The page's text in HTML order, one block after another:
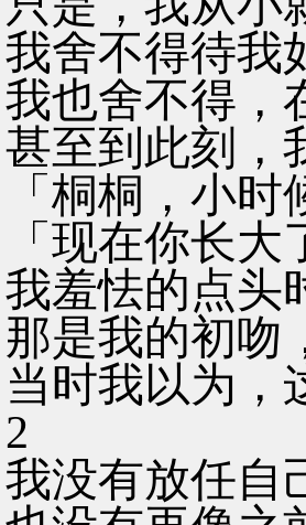
我舍不得待我
我也舍不得，
甚至到此刻，
「桐桐，小
「现在你长
我羞怯的点头
那是我的初吻
当时我以为，
2
我没有放任自